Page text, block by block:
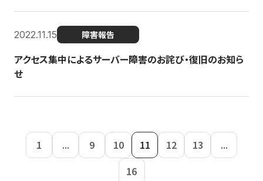
2022.11.15 障害報告
アクセス集中によるサーバー障害のお詫び・復旧のお知ら
せ
1 ... 9 10 11 12 13
...
16